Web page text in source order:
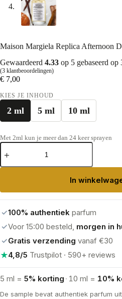
Maison Margiela Replica Afternoon
Gewaardeerd 4.33 op 5 gebaseerd op
(3 klantbeoordelingen)
€ 7,00
KIES JE INHOUD
2 ml 5 ml 10 ml
Met 2ml kun je meer dan 24 keer sprayen
Maison
Margiela
Afternoon
aantal
In
✓100% authentiek parfum
✓Voor 15:00 besteld, morgen in
✓Gratis verzending vanaf €30
★4,8/5 Trustpilot · 590+ reviews
5 ml = 5% korting · 10 ml = 10%
De sample bevat authentiek parfum